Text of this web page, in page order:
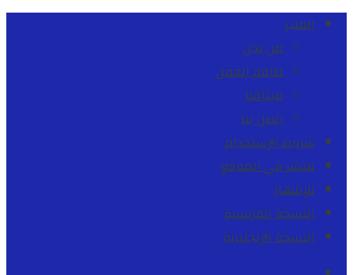
المنبر
من نحن
طاقم العمل
ميثاقنا
اتصل بنا
شروط الإستخدام
للنشر في الموقع
للإشهار
النسخة الفرنسية
النسخة الإنجليزية